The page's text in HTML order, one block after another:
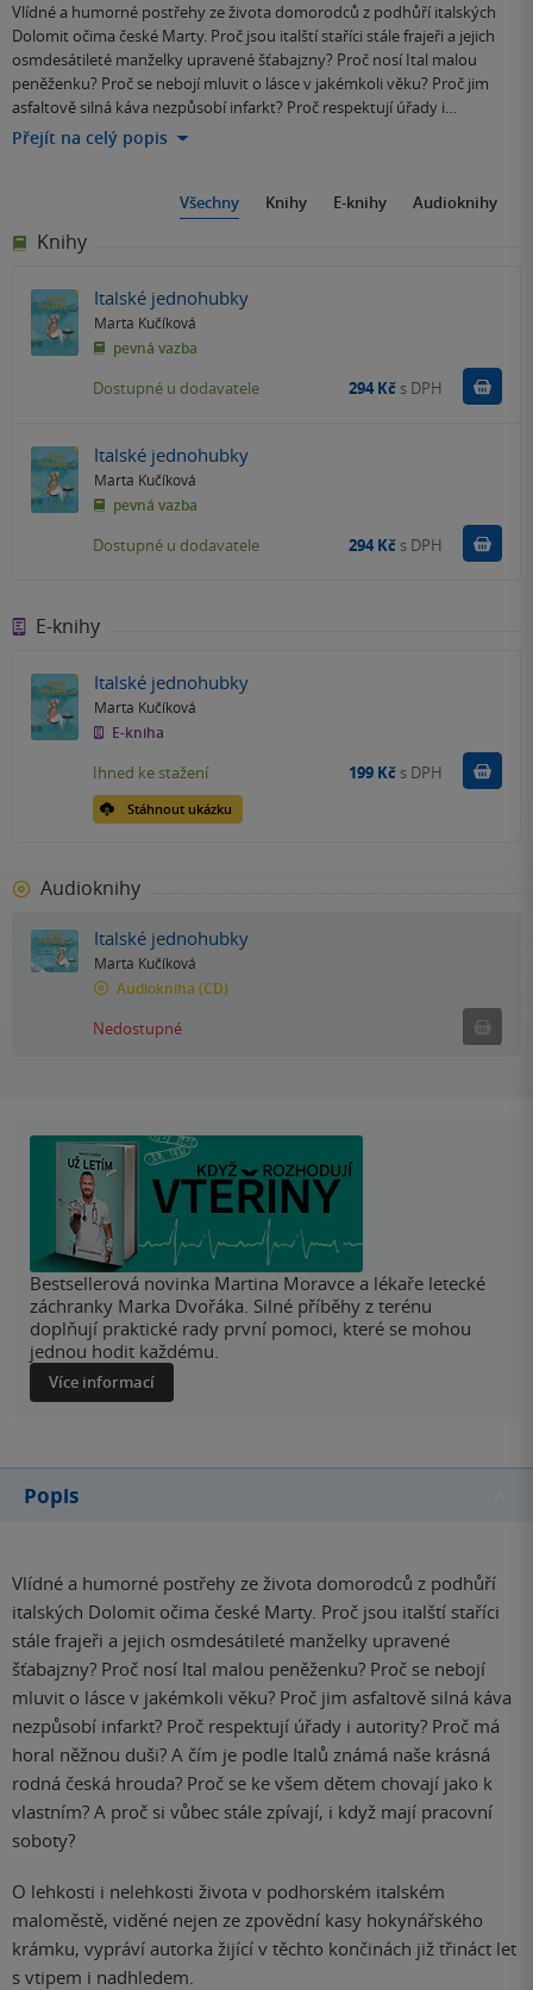
Vlídné a humorné postřehy ze života domorodců z podhůří italských
Dolomit očima české Marty. Proč jsou italští staříci stále frajeři a jejich
osmdesátileté manželky upravené šťabajzny? Proč nosí Ital malou
peněženku? Proč se nebojí mluvit o lásce v jakémkoli věku? Proč jim
asfaltově silná káva nezpůsobí infarkt? Proč respektují úřady i…
Přejít na celý popis
Všechny Knihy E-knihy Audioknihy
Knihy
Italské jednohubky
Marta Kučíková
pevná vazba
Dostupné u dodavatele 294 Kč s DPH
Italské jednohubky
Marta Kučíková
pevná vazba
Dostupné u dodavatele 294 Kč s DPH
E-knihy
Italské jednohubky
Marta Kučíková
E-kniha
Stáhnout ukázku
Ihned ke stažení 199 Kč s DPH Koupit
Audioknihy
Italské jednohubky
Marta Kučíková
Audiokniha (CD)
Nedostupné
Bestsellerová novinka Martina Moravce a lékaře letecké
záchranky Marka Dvořáka. Silné příběhy z terénu
doplňují praktické rady první pomoci, které se mohou
jednou hodit každému.
Více informací
Popis
Vlídné a humorné postřehy ze života domorodců z podhůří
italských Dolomit očima české Marty. Proč jsou italští staříci
stále frajeři a jejich osmdesátileté manželky upravené
šťabajzny? Proč nosí Ital malou peněženku? Proč se nebojí
mluvit o lásce v jakémkoli věku? Proč jim asfaltově silná káva
nezpůsobí infarkt? Proč respektují úřady i autority? Proč má
horal něžnou duši? A čím je podle Italů známá naše krásná
rodná česká hrouda? Proč se ke všem dětem chovají jako k
vlastním? A proč si vůbec stále zpívají, i když mají pracovní
soboty?
O lehkosti i nelehkosti života v podhorském italském
maloměstě, viděné nejen ze zpovědní kasy hokynářského
krámku, vypráví autorka žijící v těchto končinách již třináct let
s vtipem i nadhledem.